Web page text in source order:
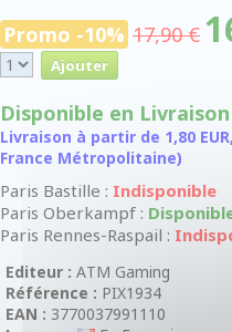
Promo -10% 17,90 €
Disponible en Livraison
Livraison à partir de 1,80
France Métropolitaine)
Paris Bastille : Indisponible
Paris Oberkampf :
Paris Rennes-Raspail :
Editeur : ATM Gaming
Référence : PIX1934
EAN : 3770037991110